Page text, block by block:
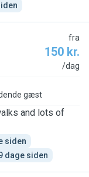
fra
150 kr.
/dag
gæst
and lots of
siden
dage siden